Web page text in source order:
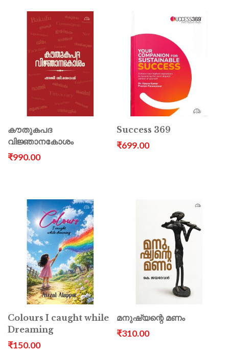
കൗതുകപദ
വിജ്ഞാനകോശം
₹990.00
Success 369
₹699.00
Colours I caught while
Dreaming
₹150.00
മനുഷ്യന്റെ മണം
₹310.00